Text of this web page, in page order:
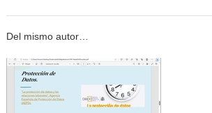
Del mismo autor…